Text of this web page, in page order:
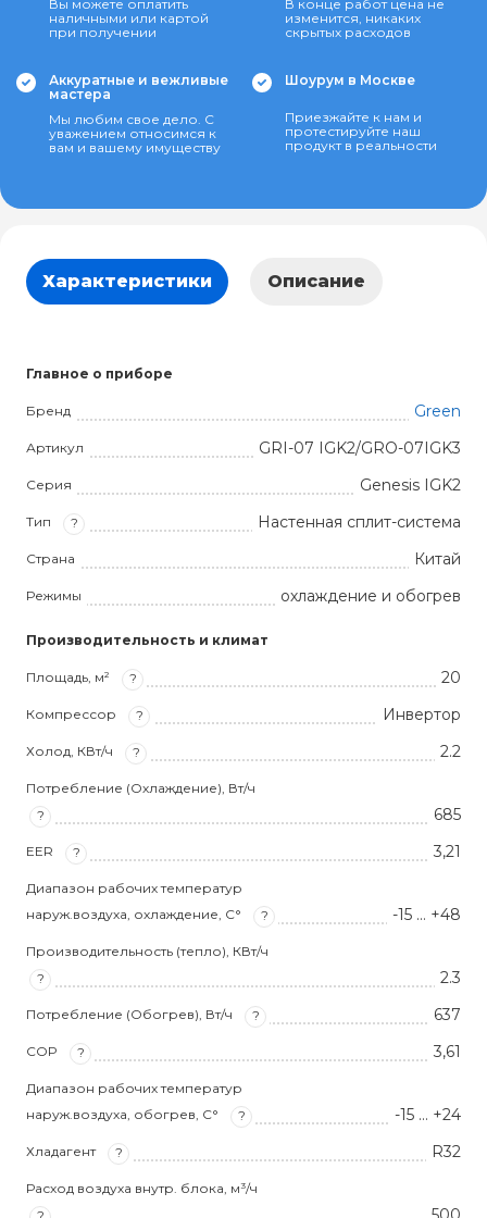
Вы можете оплатить
наличными или картой
при получении
В конце работ цена не
изменится, никаких
скрытых расходов
Аккуратные и вежливые
мастера
Мы любим свое дело. С
уважением относимся к
вам и вашему имуществу
Шоурум в Москве
Приезжайте к нам и
протестируйте наш
продукт в реальности
Характеристики Описание
Главное о приборе
Бренд Green
Артикул GRI-07 IGK2/GRO-07IGK3
Серия Genesis IGK2
Тип ? Настенная сплит-система
Страна Китай
Режимы охлаждение и обогрев
Производительность и климат
Площадь, м² ? 20
Компрессор ? Инвертор
Холод, КВт/ч ? 2.2
Потребление (Охлаждение), Вт/ч
?
685
EER ? 3,21
Диапазон рабочих температур
наруж.воздуха, охлаждение, С°
? -15 … +48
Производительность (тепло), КВт/ч
?
2.3
Потребление (Обогрев), Вт/ч ? 637
COP ? 3,61
Диапазон рабочих температур
наруж.воздуха, обогрев, С°
? -15 … +24
Хладагент ? R32
Расход воздуха внутр. блока, м³/ч